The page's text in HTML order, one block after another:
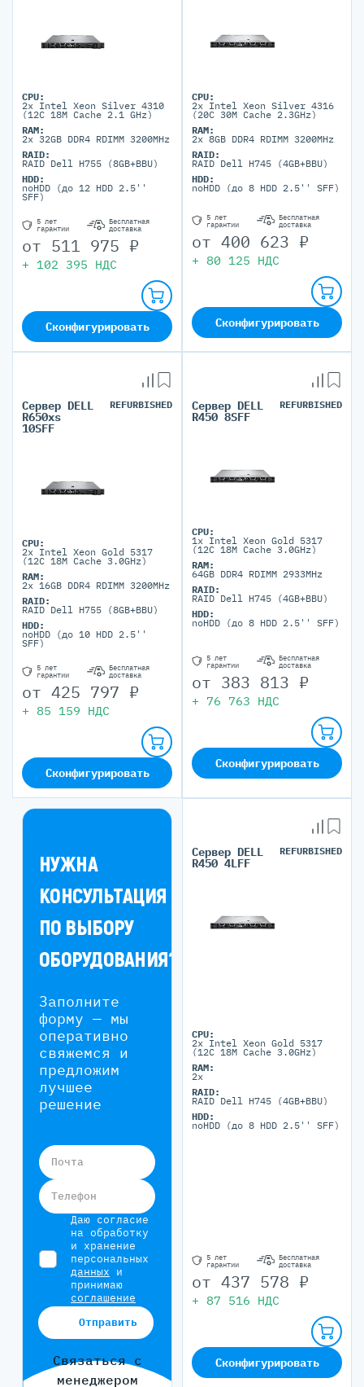
CPU:
2x Intel Xeon Silver 4310
(12C 18M Cache 2.1 GHz)
RAM:
2x 32GB DDR4 RDIMM 3200MHz
RAID:
RAID Dell H755 (8GB+BBU)
HDD:
noHDD (до 12 HDD 2.5''
SFF)
5 лет
гарантии
Бесплатная
доставка
от 511 975 ₽
+ 102 395 НДС
Сконфигурировать
CPU:
2x Intel Xeon Silver 4316
(20C 30M Cache 2.3GHz)
RAM:
2x 8GB DDR4 RDIMM 3200MHz
RAID:
RAID Dell H745 (4GB+BBU)
HDD:
noHDD (до 8 HDD 2.5'' SFF)
5 лет
гарантии
Бесплатная
доставка
от 400 623 ₽
+ 80 125 НДС
Сконфигурировать
Сервер DELL
R650xs
10SFF
REFURBISHED
CPU:
2x Intel Xeon Gold 5317
(12C 18M Cache 3.0GHz)
RAM:
2x 16GB DDR4 RDIMM 3200MHz
RAID:
RAID Dell H755 (8GB+BBU)
HDD:
noHDD (до 10 HDD 2.5''
SFF)
5 лет
гарантии
Бесплатная
доставка
от 425 797 ₽
+ 85 159 НДС
Сконфигурировать
Сервер DELL
R450 8SFF
REFURBISHED
CPU:
1x Intel Xeon Gold 5317
(12C 18M Cache 3.0GHz)
RAM:
64GB DDR4 RDIMM 2933MHz
RAID:
RAID Dell H745 (4GB+BBU)
HDD:
noHDD (до 8 HDD 2.5'' SFF)
5 лет
гарантии
Бесплатная
доставка
от 383 813 ₽
+ 76 763 НДС
Сконфигурировать
НУЖНА
КОНСУЛЬТАЦИЯ
ПО ВЫБОРУ
ОБОРУДОВАНИЯ?
Заполните
форму — мы
оперативно
свяжемся и
предложим
лучшее
решение
Почта
Телефон
Даю согласие
на обработку
и хранение
персональных
данных и
принимаю
соглашение
Отправить
Связаться с
менеджером
Сервер DELL
R450 4LFF
REFURBISHED
CPU:
2x Intel Xeon Gold 5317
(12C 18M Cache 3.0GHz)
RAM:
2x
RAID:
RAID Dell H745 (4GB+BBU)
HDD:
noHDD (до 8 HDD 2.5'' SFF)
5 лет
гарантии
Бесплатная
доставка
от 437 578 ₽
+ 87 516 НДС
Сконфигурировать